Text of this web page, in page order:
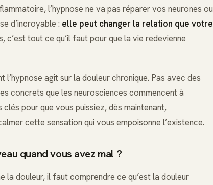
l’hypnose ne va pas réparer vos neurones ou
d’incroyable : elle peut changer la relation que votre
c’est tout ce qu’il faut pour que la vie redevienne
agit sur la douleur chronique. Pas avec des
concrets que les neurosciences commencent à
pour que vous puissiez, dès maintenant,
cette sensation qui vous empoisonne l’existence.
quand vous avez mal ?
la douleur, il faut comprendre ce qu’est la douleur